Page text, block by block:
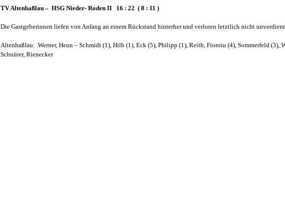
TV Altenhaßlau – HSG Nieder- Roden II 16 : 22 ( 8 : 11 )
Die Gastgeberinnen liefen von Anfang an einem Rückstand hinterher und verloren letztlich nicht
Altenhaßlau: Werner, Heun – Schmidt (1), Hilb (1), Eck (5), Philipp (1), Reith, Fioroiu (4), Sommerfeld (3),
Schnürer, Rienecker